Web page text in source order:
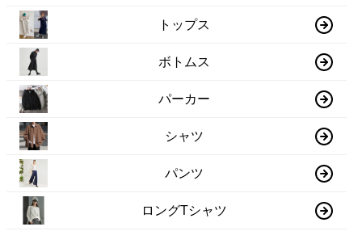
トップス
ボトムス
パーカー
シャツ
パンツ
ロングTシャツ